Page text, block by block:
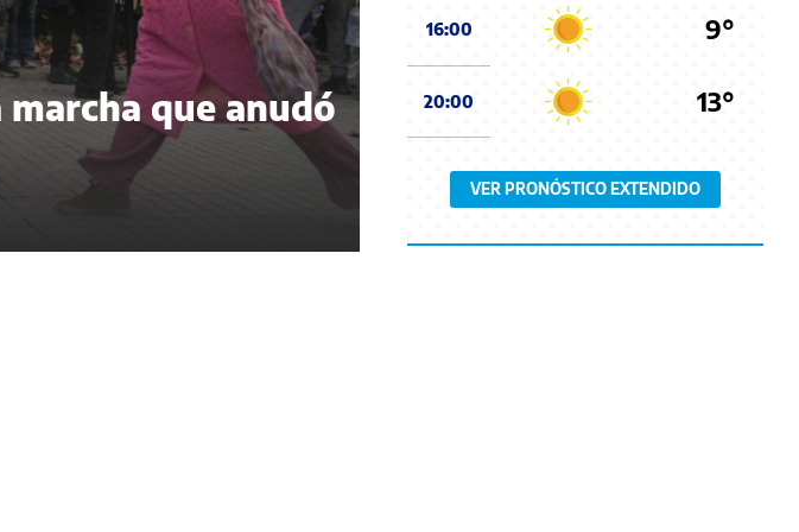
que anudó
16:00 9°
20:00 13°
VER PRONÓSTICO EXTENDIDO